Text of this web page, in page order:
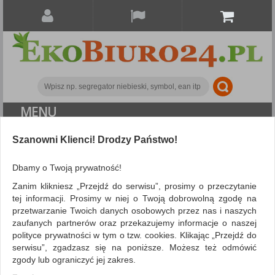
MENU
ALL CATEGORIES
Marka FRIDRICH&FRIDRICH
Szanowni Klienci! Drodzy Państwo!
Dbamy o Twoją prywatność!
Zanim klikniesz „Przejdź do serwisu”, prosimy o przeczytanie
tej informacji. Prosimy w niej o Twoją dobrowolną zgodę na
przetwarzanie Twoich danych osobowych przez nas i naszych
zaufanych partnerów oraz przekazujemy informacje o naszej
polityce prywatności w tym o tzw. cookies. Klikając „Przejdź do
serwisu”, zgadzasz się na poniższe. Możesz też odmówić
zgody lub ograniczyć jej zakres.